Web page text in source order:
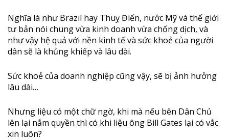
Nghĩa là như Brazil hay Thuỵ Điển, nước Mỹ và thế giới
tư bản nói chung vừa kinh doanh vừa chống dịch, và
như vậy hệ quả với nền kinh tế và sức khoẻ của người
dân sẽ là khủng khiếp và lâu dài.
Sức khoẻ của doanh nghiệp cũng vậy, sẽ bị ảnh hưởng
lâu dài…
Nhưng liệu có một chữ ngờ, khi mà nếu bên Dân Chủ
lên lại nắm quyền thì có khi liệu ông Bill Gates lại có vắc
xin luôn?